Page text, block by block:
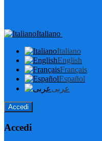
Italiano
Italiano
English
Français
Español
عربى
Accedi
Accedi